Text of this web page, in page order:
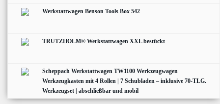
Werkstattwagen Benson Tools Box 542
TRUTZHOLM® Werkstattwagen XXL bestückt
Scheppach Werkstattwagen TW1100 Werkzeugwagen
Werkzeugkasten mit 4 Rollen | 7 Schubladen – inklusive 70-TLG.
Werkzeugset | abschließbar und mobil